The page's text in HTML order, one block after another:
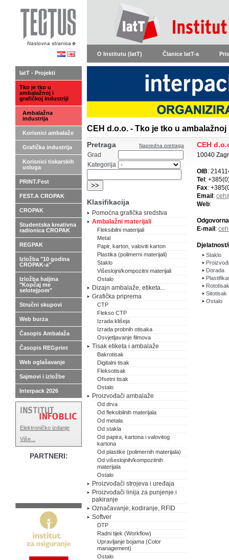
O Institutu (IatT) Članice IatT-a
CEH d.o.o. - Tko je tko u
Napredna pretraga
Pretraga
Grad
Kategorija
Klasifikacija
Pomoćna grafička sredstva
Ambalažni materijali
Fleksibilni materijali
Metal
Papir, karton, valoviti karton
Plastika (polimerni materijali)
Staklo
Višeslojni/kompozitni materijali
Ostalo
Dizajn ambalaže, etiketa...
Grafička priprema
CTP
Flekso CTP
Izrada klišeja
Izrada probnih otisaka
Osvjetljavanje filmova
Tisak etiketa i ambalaže
Bakrotisak
Digitalni tisak
Fleksotisak
Ofsetni tisak
Ostalo
Proizvođači ambalaže
Od drva
Od fleksibilnih materijala
Od metala
Od stakla
Od papira, kartona i valovitog
kartona
Od plastike (polimernih materijala)
Od višeslojnih/kompozitnih
materijala
Ostalo
Proizvođači strojeva i uređaja
Proizvođači linija za punjenje i
pakiranje
Označavanje, kodiranje, RFID
Softver
DTP
Radni tijek (Workflow)
Upravljanje bojama (Color
management)
Ostalo
CEH
10040
OIB:
Tel :
Fax:
Email :
Web:
E-mail :
Djelatnost/i
Staklo
Dorada
Rototisak
Sitotisak
Ostalo
IatT - Projekti
Tko je tko u
ambalažnoj i
grafičkoj industriji
Ambalažna
industrija
Korisnici ambalaže
Grafička industrija
Korisnici tiskarskih
usluga
PRINT.Fest
FEST.A CROPAK
CROPAK
Studentska kreativna
radionica CROPAK
REGPAK
Izložba "10 godina
CROPAK-a"
Izložba haljina
"Kopčaj me
selotejpom"
Stručni skupovi
Web burza
Časopis Ambalaža
Časopis REGprint
Web oglašavanje
Sajmovi i izložbe
Interpack 2026
Elektroničko izdanje
Više...
PARTNERI: